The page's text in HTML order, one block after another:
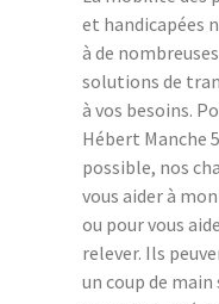
et handicapées
à de
solutions de
à vos besoins.
Hébert Manche
possible, nos
vous aider à
ou pour vous
relever. Ils
un coup de main